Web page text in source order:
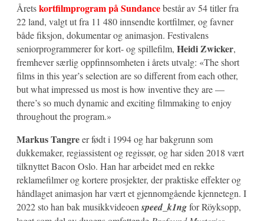
Åretskortfilmprogram på Sundancebestår av 54 titler fra
22 land, valgt ut fra 11 480 innsendte kortfilmer, og favner
både fiksjon, dokumentar og animasjon. Festivalens
seniorprogrammerer for kort- og spillefilm, Heidi Zwicker,
fremhever særlig oppfinnsomheten i årets utvalg: «The short
films in this year’s selection are so different from each other,
but what impressed us most is how inventive they are —
there’s so much dynamic and exciting filmmaking to enjoy
throughout the program.»
Markus Tangreer født i 1994 og har bakgrunn som
dukkemaker, regiassistent og regissør, og har siden 2018 vært
tilknyttet Bacon Oslo. Han har arbeidet med en rekke
reklamefilmer og kortere prosjekter, der praktiske effekter og
håndlaget animasjon har vært et gjennomgående kjennetegn. I
2022 sto han bak musikkvideoen speed_k1ngfor Röyksopp,